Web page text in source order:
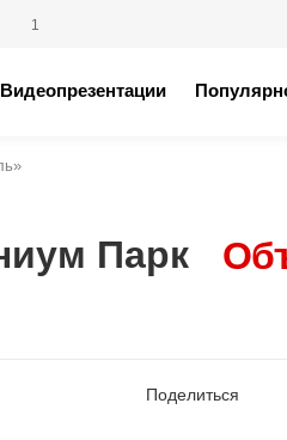
1
Видеопрезентации
Парк
Поделиться